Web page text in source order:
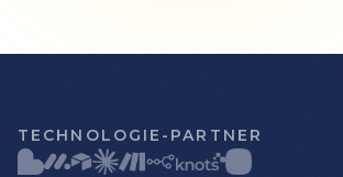
TECHNOLOGIE-PARTNER